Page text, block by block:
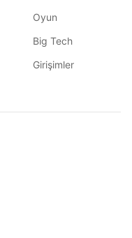
Oyun
Big Tech
Girişimler